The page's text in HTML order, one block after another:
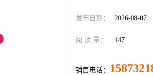
发布日期： 2026-08-07
阅 读 量： 147
销售电话：